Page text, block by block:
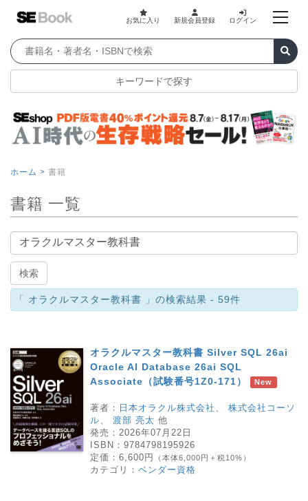
お気に入り 新規会員登録 ログイン
キーワードで探す
ホーム > 書籍
書籍 一覧
書籍名
検索
「 オラクルマスター教科書 」の検索結果 - 59件
オラクルマスター教科書 Silver SQL 26ai
Oracle AI Database 26ai SQL
Associate（試験番号1Z0-171）
New
著者： 日本オラクル株式会社
株式会社コーソ
ル
渡部 亮太 他
発売： 2026年07月22日
ISBN： 9784798195926
定価： 6,600円 （本体6,000円＋税10%）
カテゴリ： ベンダー資格